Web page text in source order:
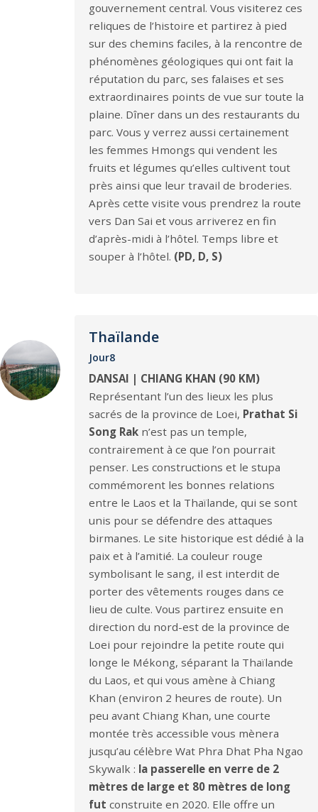
gouvernement central. Vous visiterez ces
reliques de l’histoire et partirez à pied
sur des chemins faciles, à la rencontre de
phénomènes géologiques qui ont fait la
réputation du parc, ses falaises et ses
extraordinaires points de vue sur toute la
plaine. Dîner dans un des restaurants du
parc. Vous y verrez aussi certainement
les femmes Hmongs qui vendent les
fruits et légumes qu’elles cultivent tout
près ainsi que leur travail de broderies.
Après cette visite vous prendrez la route
vers Dan Sai et vous arriverez en fin
d’après-midi à l’hôtel. Temps libre et
souper à l’hôtel. (PD, D, S)
Thaïlande
Jour8
DANSAI | CHIANG KHAN (90 KM)
Représentant l’un des lieux les plus
sacrés de la province de Loei, Prathat Si
Song Rak n’est pas un temple,
contrairement à ce que l’on pourrait
penser. Les constructions et le stupa
commémorent les bonnes relations
entre le Laos et la Thaïlande, qui se sont
unis pour se défendre des attaques
birmanes. Le site historique est dédié à la
paix et à l’amitié. La couleur rouge
symbolisant le sang, il est interdit de
porter des vêtements rouges dans ce
lieu de culte. Vous partirez ensuite en
direction du nord-est de la province de
Loei pour rejoindre la petite route qui
longe le Mékong, séparant la Thaïlande
du Laos, et qui vous amène à Chiang
Khan (environ 2 heures de route). Un
peu avant Chiang Khan, une courte
montée très accessible vous mènera
jusqu’au célèbre Wat Phra Dhat Pha Ngao
Skywalk : la passerelle en verre de 2
mètres de large et 80 mètres de long
fut construite en 2020. Elle offre un